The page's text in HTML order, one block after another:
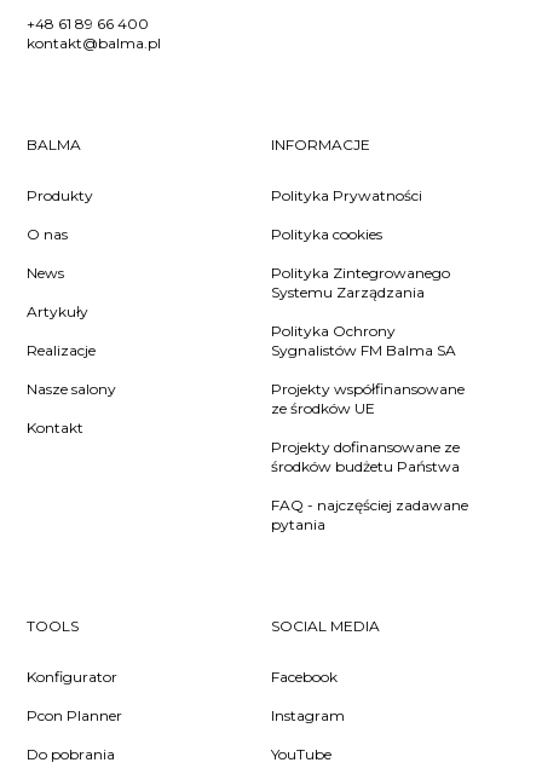
+48 61 89 66 400
kontakt@balma.pl
BALMA
Produkty
O nas
News
Artykuły
Realizacje
Nasze salony
Kontakt
INFORMACJE
Polityka Prywatności
Polityka cookies
Polityka Zintegrowanego
Systemu Zarządzania
Polityka Ochrony
Sygnalistów FM Balma SA
Projekty współfinansowane
ze środków UE
Projekty dofinansowane ze
środków budżetu Państwa
FAQ - najczęściej zadawane
pytania
TOOLS
Konfigurator
Pcon Planner
Do pobrania
SOCIAL MEDIA
Facebook
Instagram
YouTube